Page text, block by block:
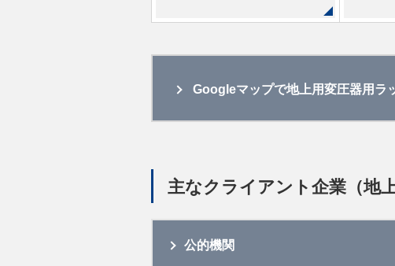
Googleマップで地上用変圧器用ラ
主なクライアント企業（地
公的機関